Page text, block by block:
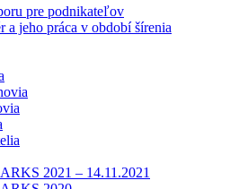
pre podnikateľov
a jeho práca v období šírenia
2021 – 14.11.2021